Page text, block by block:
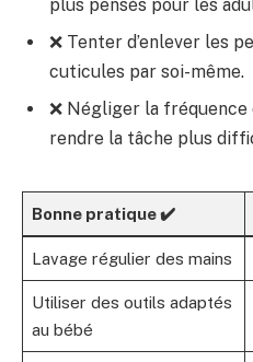
plus pensés pour les
❌ Tenter d’enlever les
cuticules par soi-même.
❌ Négliger la fréquence
rendre la tâche plus
Bonne pratique ✔️
Lavage régulier des mains
Utiliser des outils adaptés
au bébé